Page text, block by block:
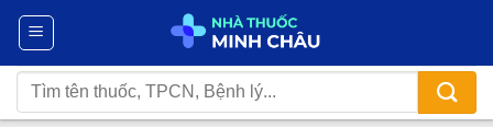
Chuyển
nội
dung
Tìm
kiếm: